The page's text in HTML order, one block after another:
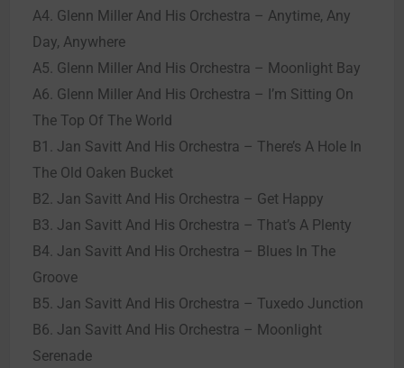
A4. Glenn Miller And His Orchestra – Anytime, Any
Day, Anywhere
A5. Glenn Miller And His Orchestra – Moonlight Bay
A6. Glenn Miller And His Orchestra – I’m Sitting On
The Top Of The World
B1. Jan Savitt And His Orchestra – There’s A Hole In
The Old Oaken Bucket
B2. Jan Savitt And His Orchestra – Get Happy
B3. Jan Savitt And His Orchestra – That’s A Plenty
B4. Jan Savitt And His Orchestra – Blues In The
Groove
B5. Jan Savitt And His Orchestra – Tuxedo Junction
B6. Jan Savitt And His Orchestra – Moonlight
Serenade